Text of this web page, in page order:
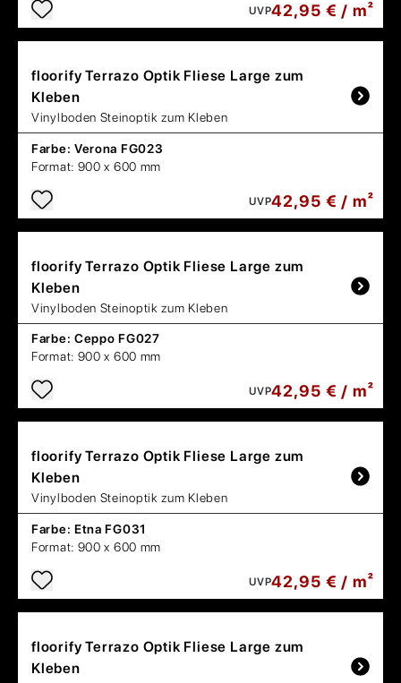
UVP42,95 € / m²
floorify Terrazo Optik Fliese Large zum
Kleben
Vinylboden Steinoptik zum Kleben
Farbe: Verona FG023
Format: 900 x 600 mm
UVP42,95 € / m²
floorify Terrazo Optik Fliese Large zum
Kleben
Vinylboden Steinoptik zum Kleben
Farbe: Ceppo FG027
Format: 900 x 600 mm
UVP42,95 € / m²
floorify Terrazo Optik Fliese Large zum
Kleben
Vinylboden Steinoptik zum Kleben
Farbe: Etna FG031
Format: 900 x 600 mm
UVP42,95 € / m²
floorify Terrazo Optik Fliese Large zum
Kleben